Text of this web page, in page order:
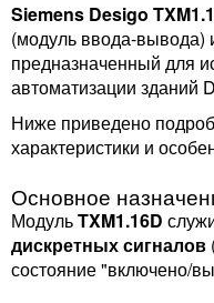
Siemens Desigo
(модуль ввода-вывода)
предназначенный для
автоматизации зданий
Ниже приведено
характеристики и
Основное
МодульTXM1.16D
дискретных сигналов
состояние "включено/